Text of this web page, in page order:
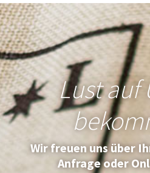
Lust auf
Wir freuen uns über
Anfrage oder